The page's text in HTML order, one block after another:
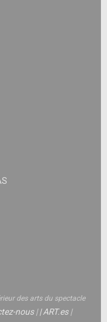
des arts du spectacle
nous||ART.es|